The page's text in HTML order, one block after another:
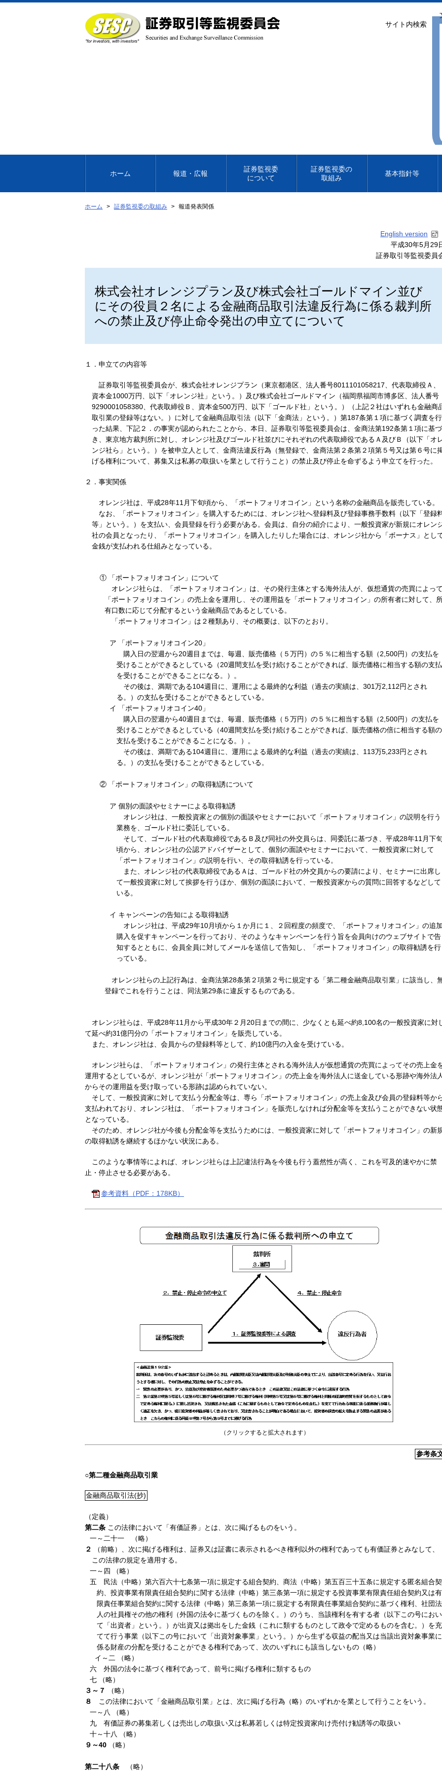
文
へ
移
サイト内検索
ホーム 報道・広報
証券監視委
について
証券監視委の
取組み
基本指針等
ホーム 証券監視委の取組み 報道発表関係
English version
平成30年5月29
証券取引等監視委員
株式会社オレンジプラン及び株式会社ゴールドマイン並び
にその役員２名による金融商品取引法違反行為に係る裁判所
への禁止及び停止命令発出の申立てについて
１．申立ての内容等
証券取引等監視委員会が、株式会社オレンジプラン（東京都港区、法人番号8011101058217、代表取締役Ａ、
資本金1000万円、以下「オレンジ社」という。）及び株式会社ゴールドマイン（福岡県福岡市博多区、法人番号
9290001058380、代表取締役Ｂ、資本金500万円、以下「ゴールド社」という。）（上記２社はいずれも金融商
取引業の登録等はない。）に対して金融商品取引法（以下「金商法」という。）第187条第１項に基づく調査を行
った結果、下記２．の事実が認められたことから、本日、証券取引等監視委員会は、金商法第192条第１項に基づ
き、東京地方裁判所に対し、オレンジ社及びゴールド社並びにそれぞれの代表取締役であるＡ及びＢ（以下「オ
ンジ社ら」という。）を被申立人として、金商法違反行為（無登録で、金商法第２条第２項第５号又は第６号に
げる権利について、募集又は私募の取扱いを業として行うこと）の禁止及び停止を命ずるよう申立てを行った。
２．事実関係
オレンジ社は、平成28年11月下旬頃から、「ポートフォリオコイン」という名称の金融商品を販売している。
なお、「ポートフォリオコイン」を購入するためには、オレンジ社へ登録料及び登録事務手数料（以下「登録
等」という。）を支払い、会員登録を行う必要がある。会員は、自分の紹介により、一般投資家が新規にオレン
社の会員となったり、「ポートフォリオコイン」を購入したりした場合には、オレンジ社から「ボーナス」とし
金銭が支払われる仕組みとなっている。
① 「ポートフォリオコイン」について
オレンジ社らは、「ポートフォリオコイン」は、その発行主体とする海外法人が、仮想通貨の売買によっ
「ポートフォリオコイン」の売上金を運用し、その運用益を「ポートフォリオコイン」の所有者に対して、
有口数に応じて分配するという金融商品であるとしている。
「ポートフォリオコイン」は２種類あり、その概要は、以下のとおり。
ア 「ポートフォリオコイン20」
購入日の翌週から20週目までは、毎週、販売価格（５万円）の５％に相当する額（2,500円）の支払を
受けることができるとしている（20週間支払を受け続けることができれば、販売価格に相当する額の支払
を受けることができることになる。）。
その後は、満期である104週目に、運用による最終的な利益（過去の実績は、301万2,112円とされ
る。）の支払を受けることができるとしている。
イ 「ポートフォリオコイン40」
購入日の翌週から40週目までは、毎週、販売価格（５万円）の５％に相当する額（2,500円）の支払を
受けることができるとしている（40週間支払を受け続けることができれば、販売価格の倍に相当する額の
支払を受けることができることになる。）。
その後は、満期である104週目に、運用による最終的な利益（過去の実績は、113万5,233円とされ
る。）の支払を受けることができるとしている。
② 「ポートフォリオコイン」の取得勧誘について
ア 個別の面談やセミナーによる取得勧誘
オレンジ社は、一般投資家との個別の面談やセミナーにおいて「ポートフォリオコイン」の説明を行う
業務を、ゴールド社に委託している。
そして、ゴールド社の代表取締役であるＢ及び同社の外交員らは、同委託に基づき、平成28年11月下
頃から、オレンジ社の公認アドバイザーとして、個別の面談やセミナーにおいて、一般投資家に対して
「ポートフォリオコイン」の説明を行い、その取得勧誘を行っている。
また、オレンジ社の代表取締役であるＡは、ゴールド社の外交員からの要請により、セミナーに出席し
て一般投資家に対して挨拶を行うほか、個別の面談において、一般投資家からの質問に回答するなどして
いる。
イ キャンペーンの告知による取得勧誘
オレンジ社は、平成29年10月頃から１か月に１、２回程度の頻度で、「ポートフォリオコイン」の追
購入を促すキャンペーンを行っており、そのようなキャンペーンを行う旨を会員向けのウェブサイトで告
知するとともに、会員全員に対してメールを送信して告知し、「ポートフォリオコイン」の取得勧誘を行
っている。
オレンジ社らの上記行為は、金商法第28条第２項第２号に規定する「第二種金融商品取引業」に該当し、
登録でこれを行うことは、同法第29条に違反するものである。
オレンジ社らは、平成28年11月から平成30年２月20日までの間に、少なくとも延べ約8,100名の一般投資家に対
て延べ約31億円分の「ポートフォリオコイン」を販売している。
また、オレンジ社は、会員からの登録料等として、約10億円の入金を受けている。
オレンジ社らは、「ポートフォリオコイン」の発行主体とされる海外法人が仮想通貨の売買によってその売上金
運用するとしているが、オレンジ社が「ポートフォリオコイン」の売上金を海外法人に送金している形跡や海外法
からその運用益を受け取っている形跡は認められていない。
そして、一般投資家に対して支払う分配金等は、専ら「ポートフォリオコイン」の売上金及び会員の登録料等か
支払われており、オレンジ社は、「ポートフォリオコイン」を販売しなければ分配金等を支払うことができない状
となっている。
そのため、オレンジ社が今後も分配金等を支払うためには、一般投資家に対して「ポートフォリオコイン」の新
の取得勧誘を継続するほかない状況にある。
このような事情等によれば、オレンジ社らは上記違法行為を今後も行う蓋然性が高く、これを可及的速やかに禁
止・停止させる必要がある。
参考資料（PDF：178KB）
（クリックすると拡大されます）
参考条
○第二種金融商品取引業
金融商品取引法(抄)
（定義）
第二条 この法律において「有価証券」とは、次に掲げるものをいう。
一～二十一 （略）
２
（前略）、次に掲げる権利は、証券又は証書に表示されるべき権利以外の権利であっても有価証券とみなして、
この法律の規定を適用する。
一～四 （略）
五 民法（中略）第六百六十七条第一項に規定する組合契約、商法（中略）第五百三十五条に規定する匿名組合契
約、投資事業有限責任組合契約に関する法律（中略）第三条第一項に規定する投資事業有限責任組合契約又は有
限責任事業組合契約に関する法律（中略）第三条第一項に規定する有限責任事業組合契約に基づく権利、社団法
人の社員権その他の権利（外国の法令に基づくものを除く。）のうち、当該権利を有する者（以下この号におい
て「出資者」という。）が出資又は拠出をした金銭（これに類するものとして政令で定めるものを含む。）を充
てて行う事業（以下この号において「出資対象事業」という。）から生ずる収益の配当又は当該出資対象事業に
係る財産の分配を受けることができる権利であって、次のいずれにも該当しないもの（略）
イ～二 （略）
六 外国の法令に基づく権利であって、前号に掲げる権利に類するもの
七 （略）
３～７
（略）
８
この法律において「金融商品取引業」とは、次に掲げる行為（略）のいずれかを業として行うことをいう。
一～八 （略）
九 有価証券の募集若しくは売出しの取扱い又は私募若しくは特定投資家向け売付け勧誘等の取扱い
十～十八 （略）
９～40 （略）
第二十八条 （略）